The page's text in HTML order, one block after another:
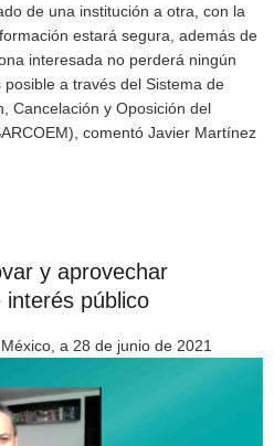
de una institución a otra, con la
estará segura, además de
interesada no perderá ningún
posible a través del Sistema de
Cancelación y Oposición del
comentó Javier Martínez
y aprovechar
interés público
a 28 de junio de 2021